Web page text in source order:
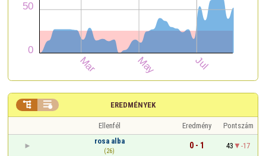
EREDMÉNYEK
 
Ellenfél Eredmény
Pontszám
rosa alba
(26)
0 - 1 43
-17